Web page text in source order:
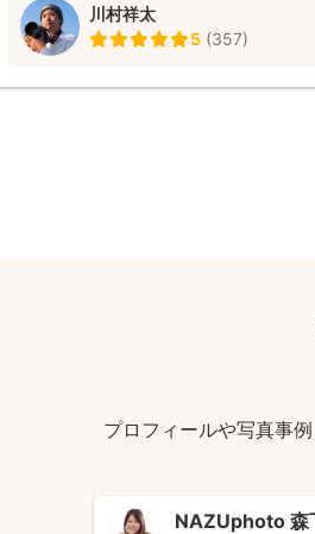
川村祥太
5 (357)
プロフィールや写真事
NAZUphoto 森